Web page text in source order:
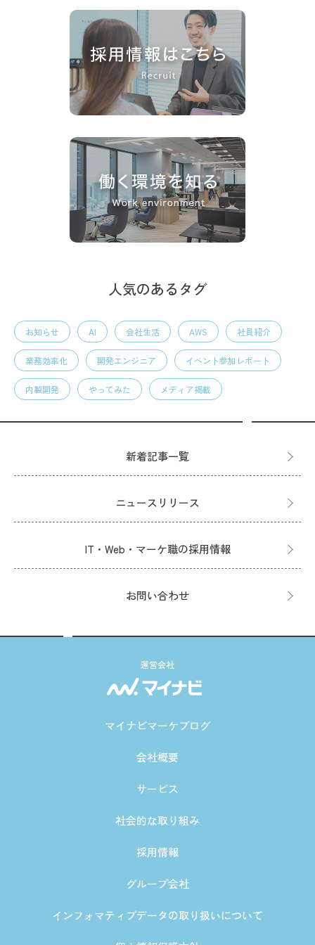
人気のあるタグ
お知らせ AI 会社生活 AWS 社員紹介
業務効率化 開発エンジニア イベント参加レポート
内製開発 やってみた メディア掲載
新着記事一覧
ニュースリリース
IT・Web・マーケ職の採用情報
お問い合わせ
運営会社
マイナビマーケブログ
会社概要
サービス
社会的な取り組み
採用情報
グループ会社
インフォマティブデータの取り扱いについて